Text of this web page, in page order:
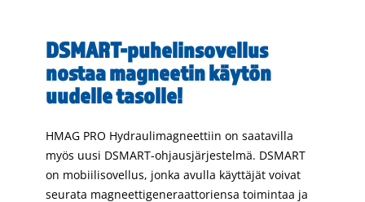
DSMART-puhelinsovellus
nostaa magneetin käytön
uudelle tasolle!
HMAG PRO Hydraulimagneettiin on saatavilla
myös uusi DSMART-ohjausjärjestelmä. DSMART
on mobiilisovellus, jonka avulla käyttäjät voivat
seurata magneettigeneraattoriensa toimintaa ja